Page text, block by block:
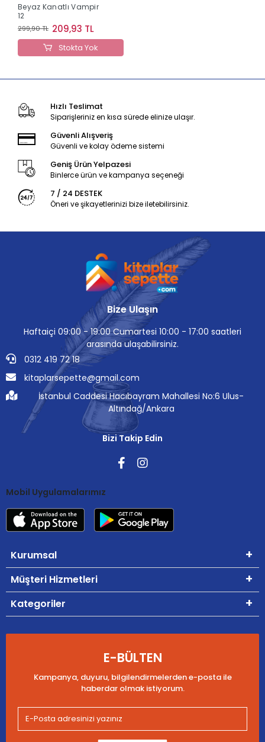
Beyaz Kanatlı Vampir
12
299,90 TL 209,93 TL
Stokta Yok
Hızlı Teslimat
Siparişleriniz en kısa sürede elinize ulaşır.
Güvenli Alışveriş
Güvenli ve kolay ödeme sistemi
Geniş Ürün Yelpazesi
Binlerce ürün ve kampanya seçeneği
7 / 24 DESTEK
Öneri ve şikayetlerinizi bize iletebilirsiniz.
Bize Ulaşın
Haftaiçi 09:00 - 19:00 Cumartesi 10:00 - 17:00 saatleri
arasında ulaşabilirsiniz.
0312 419 72 18
kitaplarsepette@gmail.com
İstanbul Caddesi Hacıbayram Mahallesi No:6 Ulus-
Altındağ/Ankara
Bizi Takip Edin
Mobil Uygulamalarımız
Kurumsal
Müşteri Hizmetleri
Kategoriler
E-BÜLTEN
Kampanya, duyuru, bilgilendirmelerden e-posta ile
haberdar olmak istiyorum.